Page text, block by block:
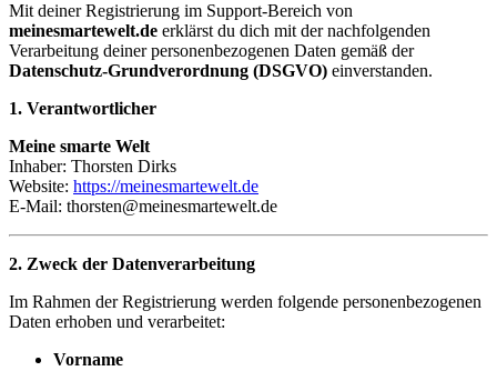
Mit deiner Registrierung im Support-Bereich von
meinesmartewelt.de erklärst du dich mit der nachfolgenden
Verarbeitung deiner personenbezogenen Daten gemäß der
Datenschutz-Grundverordnung (DSGVO) einverstanden.
1. Verantwortlicher
Meine smarte Welt
Inhaber: Thorsten Dirks
Website: https://meinesmartewelt.de
E-Mail: thorsten@meinesmartewelt.de
2. Zweck der Datenverarbeitung
Im Rahmen der Registrierung werden folgende personenbezogenen
Daten erhoben und verarbeitet:
Vorname